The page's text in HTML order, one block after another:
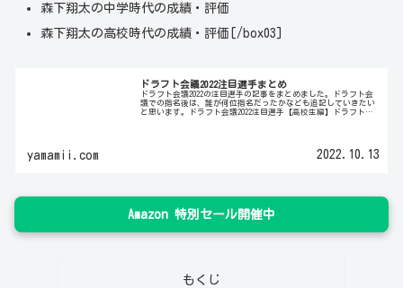
森下翔太の中学時代の成績・評価
森下翔太の高校時代の成績・評価[/box03]
ドラフト会議2022注目選手まとめ
ドラフト会議2022の注目選手の記事をまとめました。ドラフト会
議での指名後は、誰が何位指名だったかなども追記していきたい
と思います。ドラフト会議2022注目選手【高校生編】ドラフト会
yamamii.com 2022.10.13
Amazon 特別セール開催中
もくじ